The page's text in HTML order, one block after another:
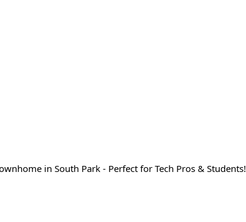
in South Park - Perfect for Tech Pros & Students!